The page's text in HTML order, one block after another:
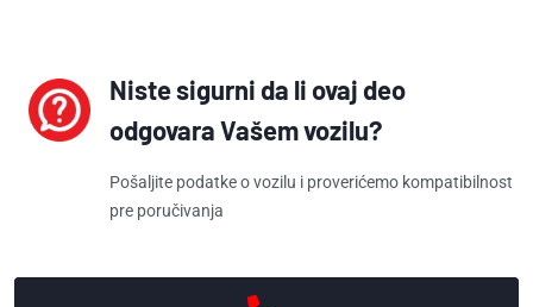
1850 056
(VAUXHALL)
1850 058
(VAUXHALL)
Niste sigurni da li ovaj deo
odgovara Vašem vozilu?
Pošaljite podatke o vozilu i proverićemo kompatibilnost
pre poručivanja